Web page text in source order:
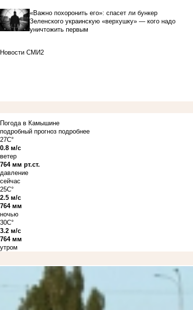
«Важно похоронить его»: спасет ли бункер
Зеленского украинскую «верхушку» — кого надо
уничтожить первым
Новости СМИ2
Погода в Камышине
подробный прогноз подробнее
27C°
0.8 м/с
ветер
764 мм рт.ст.
давление
сейчас
25C°
2.5 м/с
764 мм
ночью
30C°
3.2 м/с
764 мм
утром